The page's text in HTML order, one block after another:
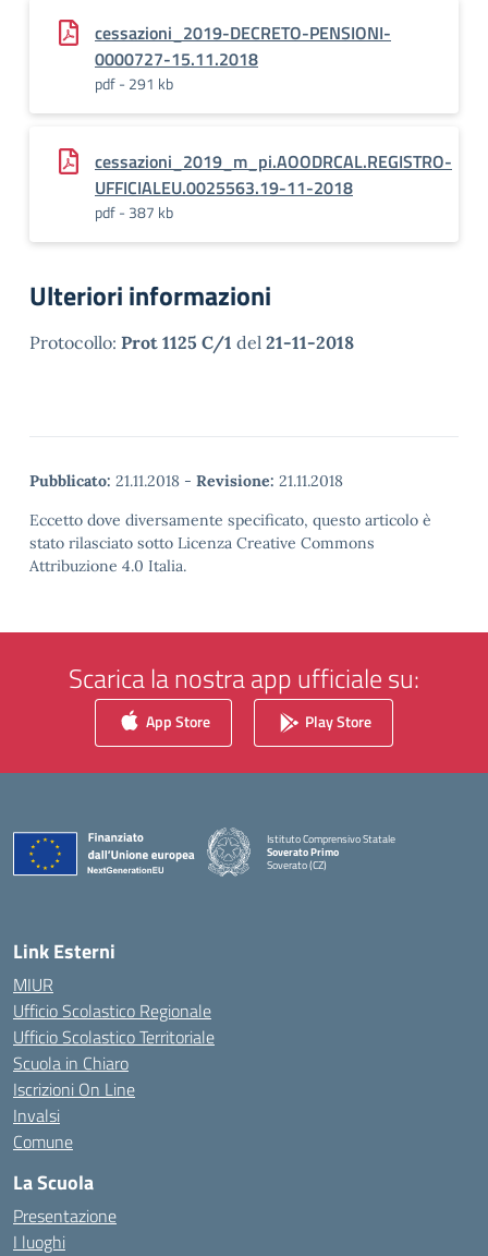
cessazioni_2019-DECRETO-PENSIONI-
0000727-15.11.2018
pdf - 291 kb
cessazioni_2019_m_pi.AOODRCAL.REGISTRO-
UFFICIALEU.0025563.19-11-2018
pdf - 387 kb
Ulteriori informazioni
Protocollo: Prot 1125 C/1 del 21-11-2018
Pubblicato: 21.11.2018 - Revisione: 21.11.2018
Eccetto dove diversamente specificato, questo articolo è
stato rilasciato sotto Licenza Creative Commons
Attribuzione 4.0 Italia.
Scarica la nostra app ufficiale su:
App Store Play Store
Istituto Comprensivo Statale
Soverato Primo
Soverato (CZ)
Link Esterni
MIUR
Ufficio Scolastico Regionale
Ufficio Scolastico Territoriale
Scuola in Chiaro
Iscrizioni On Line
Invalsi
Comune
La Scuola
Presentazione
I luoghi